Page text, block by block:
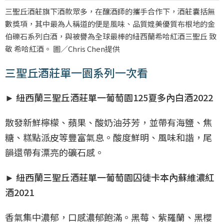
三聖丘酒莊旗下酒款眾多，在釀酒師的攜手合作下，酒莊囊括無
數獎項，其中最為人稱道的便是風味、品質媲美優質布根地的金
伯礫石系列白酒，與被譽為全球最棒的紐西蘭希哈紅酒三聖丘 致
敬 希哈紅酒。 圖／Chris Chen提供
三聖丘酒莊單一園系列一次看
► 紐西蘭三聖丘酒莊單一葡萄園125夏多內白酒2022
散發新鮮檸檬、蘋果、酸奶油芬芳，並帶有海鹽、焦
糖、糕點派皮等豐富氣息。酸度鮮明、風味和諧，尾
韻還帶有漂亮的礦石感。
► 紐西蘭三聖丘酒莊單一葡萄園囚徒卡本內蘇維濃紅
酒2021
香氣集中濃郁，口感濃郁飽滿。黑莓、紫羅蘭、黑櫻